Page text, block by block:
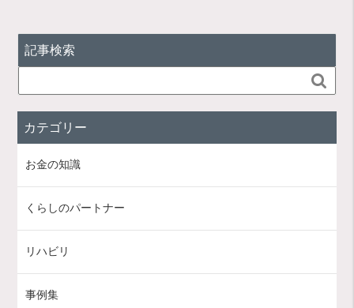
記事検索

カテゴリー
お金の知識
くらしのパートナー
リハビリ
事例集